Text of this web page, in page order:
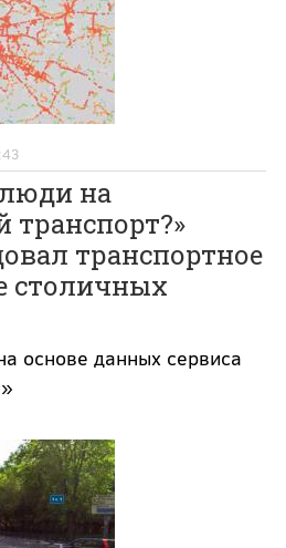
на
транспорт?»
транспортное
столичных
основе данных сервиса